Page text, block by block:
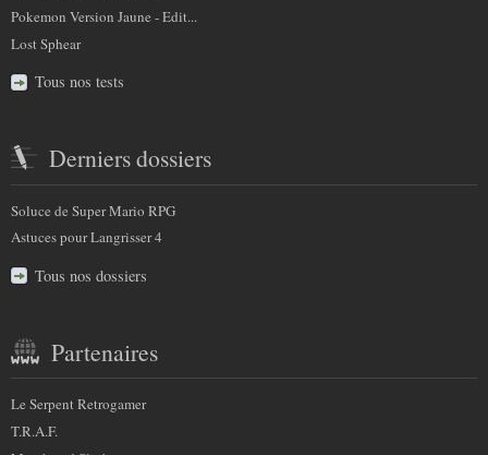
Pokemon Version Jaune - Edit...
Lost Sphear
Tous nos tests
Derniers dossiers
Soluce de Super Mario RPG
Astuces pour Langrisser 4
Tous nos dossiers
Partenaires
Le Serpent Retrogamer
T.R.A.F.